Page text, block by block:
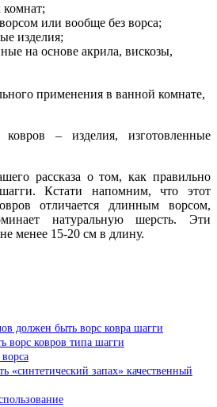
комнат;
или вообще без ворса;
изделия;
на основе акрила, вискозы,
применения в ванной комнате,
ковров – изделия, изготовленные
рассказа о том, как правильно
Кстати напомним, что этот
отличается длинным ворсом,
натуральную шерсть. Эти
менее 15-20 см в длину.
должен быть ворс ковра шагги
ворс ковров типа шагги
«синтетический запах» качественный